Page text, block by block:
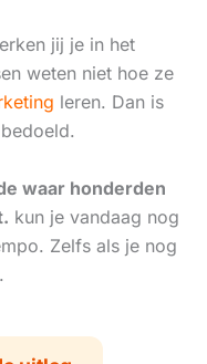
jij je in het
weten niet hoe ze
leren. Dan is
waar honderden
kun je vandaag nog
Zelfs als je nog